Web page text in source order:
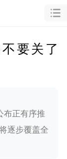
要关了
布正有序推
逐步覆盖全